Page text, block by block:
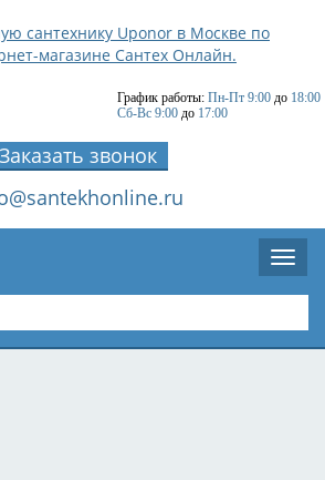
График работы: Пн-Пт 9:00 до 18:00
Сб-Вс 9:00 до 17:00
Заказать звонок